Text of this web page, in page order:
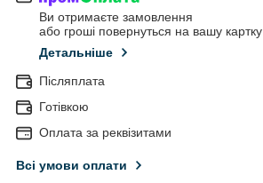
Ви отримаєте замовлення
або гроші повернуться на вашу картку
Детальніше
Післяплата
Готівкою
Оплата за реквізитами
Всі умови оплати